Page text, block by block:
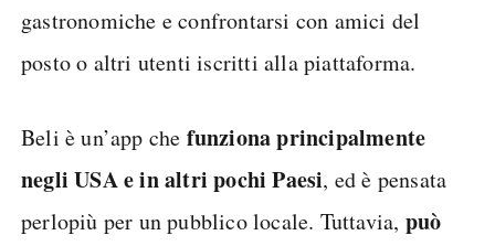
gastronomiche e confrontarsi con amici del
posto o altri utenti iscritti alla piattaforma.
Beli è un’app che funziona principalmente
negli USA e in altri pochi Paesi, ed è pensata
perlopiù per un pubblico locale. Tuttavia, può